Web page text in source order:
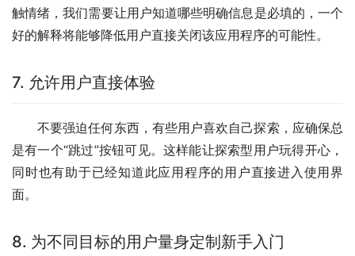
触情绪，我们需要让用户知道哪些明确信息是必填的，一个
好的解释将能够降低用户直接关闭该应用程序的可能性。
7. 允许用户直接体验
不要强迫任何东西，有些用户喜欢自己探索，应确保总
是有一个“跳过”按钮可见。这样能让探索型用户玩得开心，
同时也有助于已经知道此应用程序的用户直接进入使用界
面。
8. 为不同目标的用户量身定制新手入门